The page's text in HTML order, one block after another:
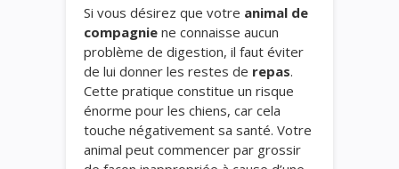
Si vous désirez que votre animal de
compagnie ne connaisse aucun
problème de digestion, il faut éviter
de lui donner les restes de repas.
Cette pratique constitue un risque
énorme pour les chiens, car cela
touche négativement sa santé. Votre
animal peut commencer par grossir